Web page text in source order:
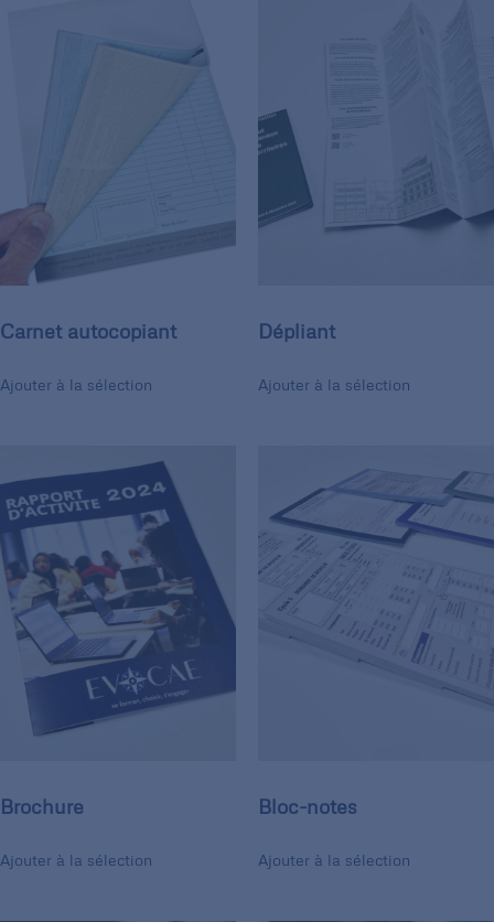
Carnet autocopiant
Ajouter à la sélection
Dépliant
Ajouter à la sélection
Brochure
Ajouter à la sélection
Bloc-notes
Ajouter à la sélection